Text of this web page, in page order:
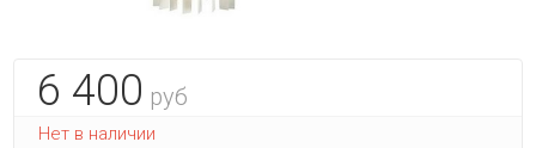
6 400 руб
Нет в наличии